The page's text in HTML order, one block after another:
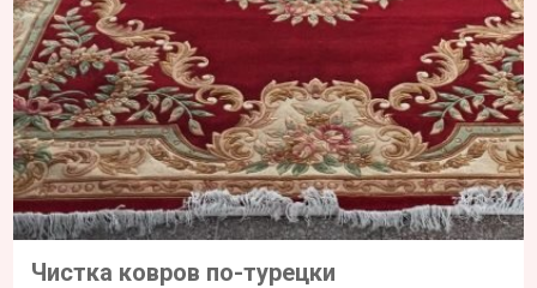
Чистка ковров по-турецки